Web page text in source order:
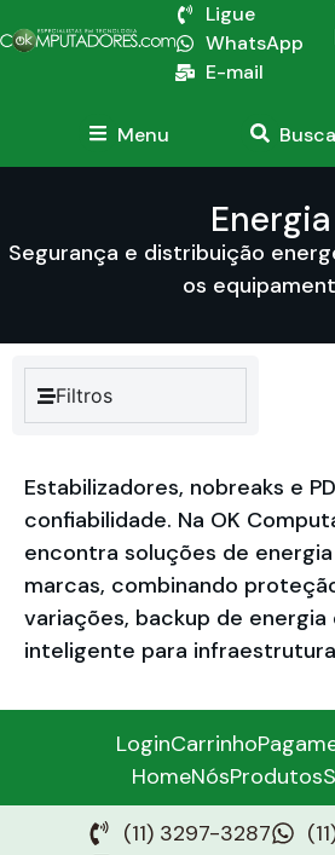
Ligue
WhatsApp
E-mail
Menu
Energia
Segurança e distribuição
os
Filtros
Estabilizadores, nobreaks e
confiabilidade. Na OK
encontra soluções de
marcas, combinando
variações, backup de
inteligente para
LoginCarrinho
HomeNósProdutos
(11) 3297-3287